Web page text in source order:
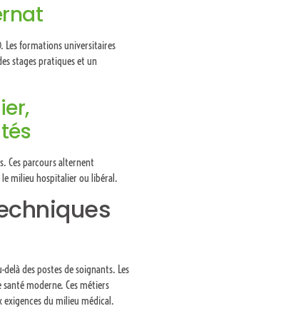
Les formations universitaires
stages pratiques et un
Ces parcours alternent
milieu hospitalier ou libéral.
des postes de soignants. Les
moderne. Ces métiers
du milieu médical.